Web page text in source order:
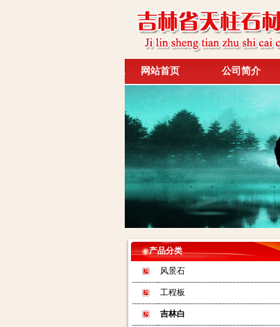
网站首页 公司简介
产品分类
风景石
工程板
吉林白